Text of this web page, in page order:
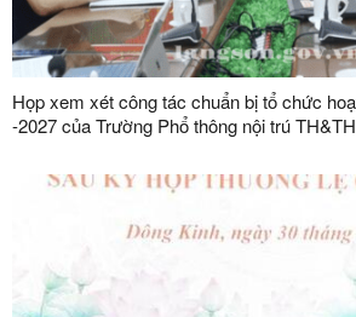
Họp xem xét công tác chuẩn bị tổ chức
-2027 của Trường Phổ thông nội trú